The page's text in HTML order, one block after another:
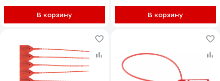
В корзину
В корзину